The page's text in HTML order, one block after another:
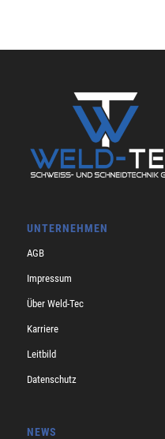
UNTERNEHMEN
AGB
Impressum
Über Weld-Tec
Karriere
Leitbild
Datenschutz
NEWS